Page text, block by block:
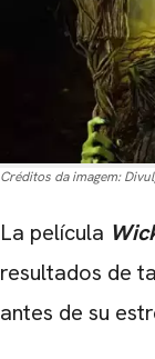
Créditos da imagem:
La película
resultados de
antes de su